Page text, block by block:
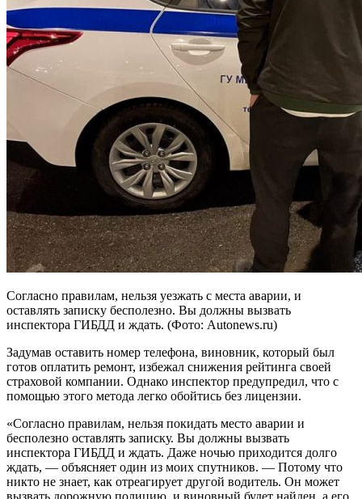
Согласно правилам, нельзя уезжать с места аварии, и
оставлять записку бесполезно. Вы должны вызвать
инспектора ГИБДД и ждать. (Фото: Autonews.ru)
Задумав оставить номер телефона, виновник, который был
готов оплатить ремонт, избежал снижения рейтинга своей
страховой компании. Однако инспектор предупредил, что с
помощью этого метода легко обойтись без лицензии.
«Согласно правилам, нельзя покидать место аварии и
бесполезно оставлять записку. Вы должны вызвать
инспектора ГИБДД и ждать. Даже ночью приходится долго
ждать, — объясняет один из моих спутников. — Потому что
никто не знает, как отреагирует другой водитель. Он может
вызвать дорожную полицию, и виновный будет найден, а его